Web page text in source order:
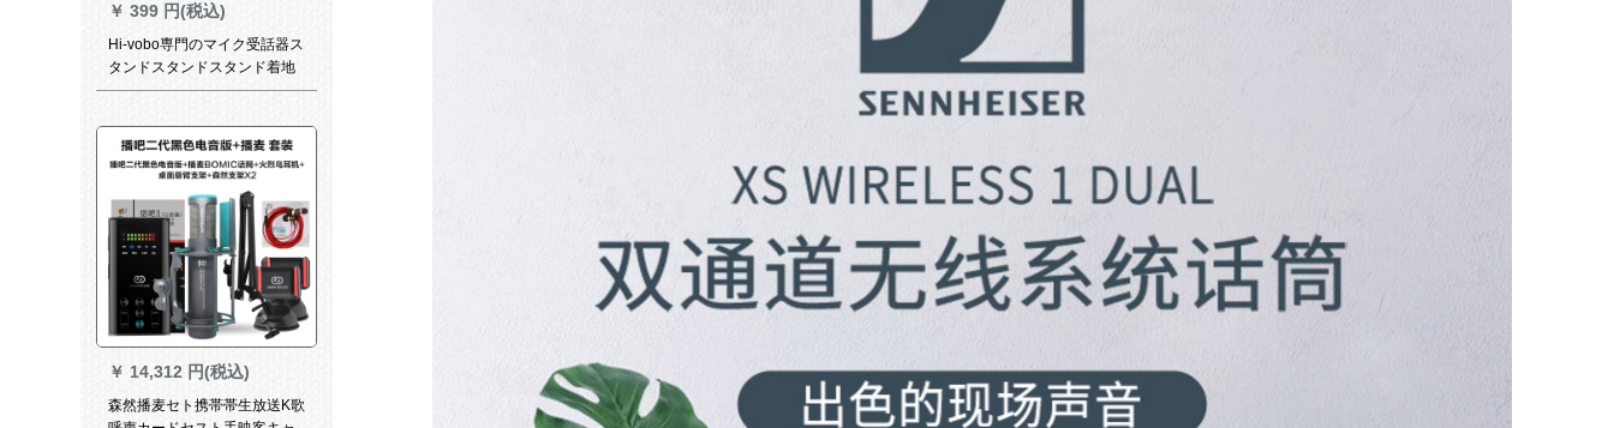
￥ 399 円(税込)
Hi-vobo専門のマイク受話器ス
タンドスタンドスタンド着地
金属三脚ステージK歌麦架受話
専門マイク着地サポート
￥ 14,312 円(税込)
森然播麦セト携帯帯生放送K歌